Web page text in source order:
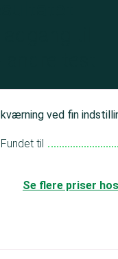
kværning ved fin
Fundet til
Se flere priser